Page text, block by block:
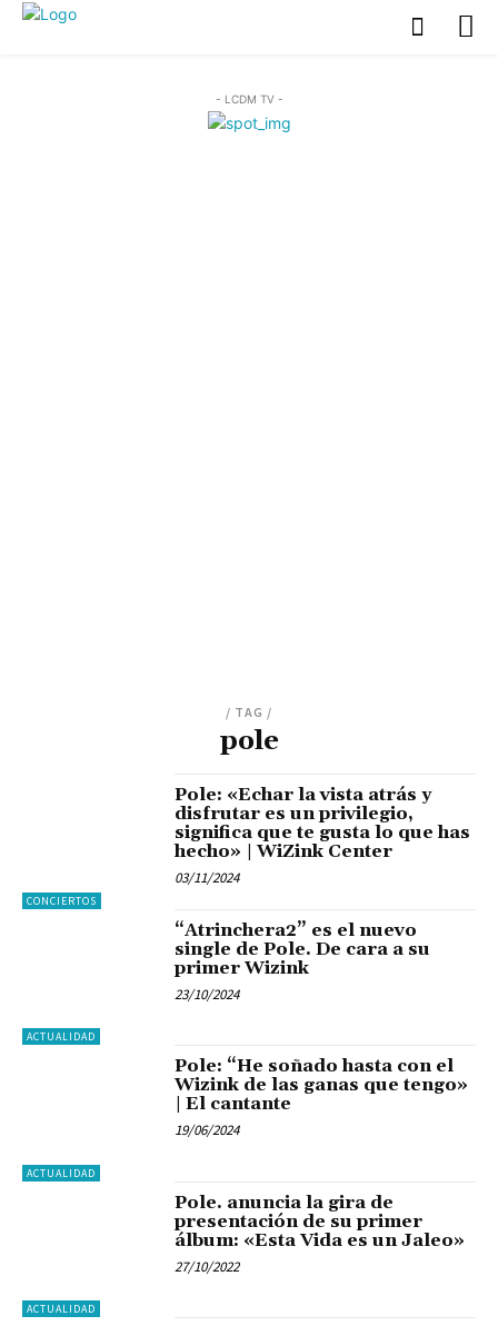
- LCDM TV -
/ TAG /
pole
CONCIERTOS
Pole: «Echar la vista atrás y
disfrutar es un privilegio,
significa que te gusta lo que has
hecho» | WiZink Center
03/11/2024
ACTUALIDAD
“Atrinchera2” es el nuevo
single de Pole. De cara a su
primer Wizink
23/10/2024
ACTUALIDAD
Pole: “He soñado hasta con el
Wizink de las ganas que tengo»
| El cantante
19/06/2024
ACTUALIDAD
Pole. anuncia la gira de
presentación de su primer
álbum: «Esta Vida es un Jaleo»
27/10/2022